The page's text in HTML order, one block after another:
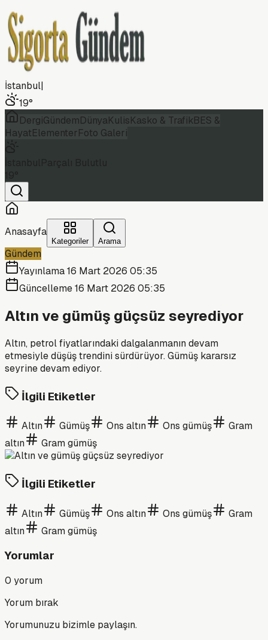
İstanbul|
19°
DergiGündemDünyaKulisKasko & TrafikBES &
HayatElementerFoto Galeri
Anasayfa
Kategoriler Arama
Gündem
Yayınlama16 Mart 2026 05:35
Güncelleme16 Mart 2026 05:35
Altın ve gümüş güçsüz seyrediyor
Altın, petrol fiyatlarındaki dalgalanmanın devam
etmesiyle düşüş trendini sürdürüyor. Gümüş kararsız
seyrine devam ediyor.
İlgili Etiketler
Altın Gümüş Ons altın Ons gümüş
Gram
altın
Gram gümüş
İlgili Etiketler
Altın Gümüş Ons altın Ons gümüş
Gram
altın
Gram gümüş
Yorumlar
0 yorum
Yorum bırak
Yorumunuzu bizimle paylaşın.